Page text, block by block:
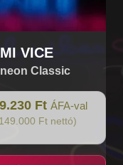
VICE
Classic
Ft ÁFA-val
Ft nettó)